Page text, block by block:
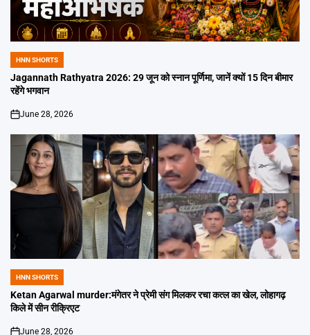
POSTED
IN
HNN SHORTS
Jagannath Rathyatra 2026: 29 जून को स्नान पूर्णिमा, जानें क्यों 15 दिन बीमार
रहेंगे भगवान
on
June 28, 2026
POSTED
IN
HNN SHORTS
Ketan Agarwal murder:मंगेतर ने प्रेमी संग मिलकर रचा कत्ल का खेल, लोहागढ़
किले में सीन रीक्रिएट
June 28, 2026